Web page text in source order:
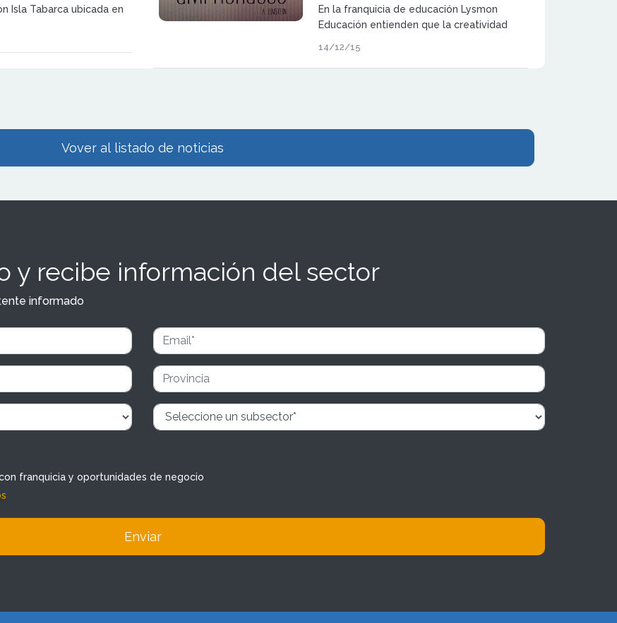
Isla Tabarca ubicada en
sesenta personas en la
En la franquicia de educación Lysmon
Educación entienden que la creatividad
14/12/15
Vover al listado de noticias
y recibe información del sector
informado
franquicia y oportunidades de negocio
Enviar